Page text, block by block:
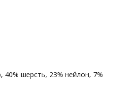
40% шерсть, 23% нейлон, 7%